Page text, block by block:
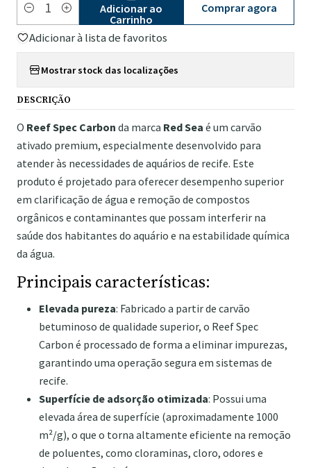
Quantidade
Adicionar ao
Carrinho
Comprar agora
Adicionar à lista de favoritos
Mostrar stock das localizações
DESCRIÇÃO
O Reef Spec Carbon da marca Red Sea é um carvão
ativado premium, especialmente desenvolvido para
atender às necessidades de aquários de recife. Este
produto é projetado para oferecer desempenho superior
em clarificação de água e remoção de compostos
orgânicos e contaminantes que possam interferir na
saúde dos habitantes do aquário e na estabilidade química
da água.
Principais características:
Elevada pureza: Fabricado a partir de carvão
betuminoso de qualidade superior, o Reef Spec
Carbon é processado de forma a eliminar impurezas,
garantindo uma operação segura em sistemas de
recife.
Superfície de adsorção otimizada: Possui uma
elevada área de superfície (aproximadamente 1000
m²/g), o que o torna altamente eficiente na remoção
de poluentes, como cloraminas, cloro, odores e